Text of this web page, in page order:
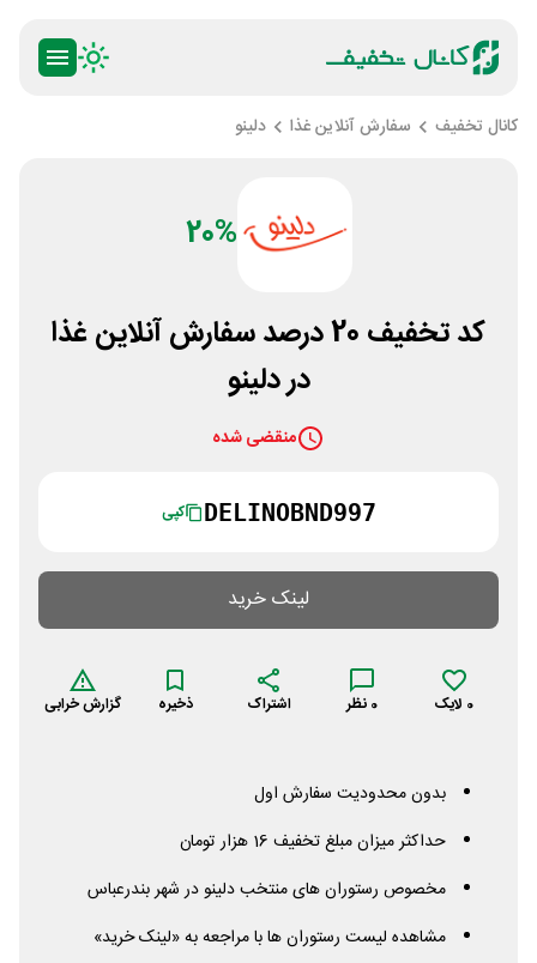
کانال تخفیف سفارش آنلاین غذا دلینو
20%
کد تخفیف 20 درصد سفارش آنلاین غذا
در دلینو
منقضی شده
DELINOBND997 کپی
لینک خرید
0 لایک 0 نظر اشتراک ذخیره گزارش خرابی
بدون محدودیت سفارش اول
حداکثر میزان مبلغ تخفیف 16 هزار تومان
مخصوص رستوران های منتخب دلینو در شهر بندرعباس
مشاهده لیست رستوران ها با مراجعه به «لینک خرید»